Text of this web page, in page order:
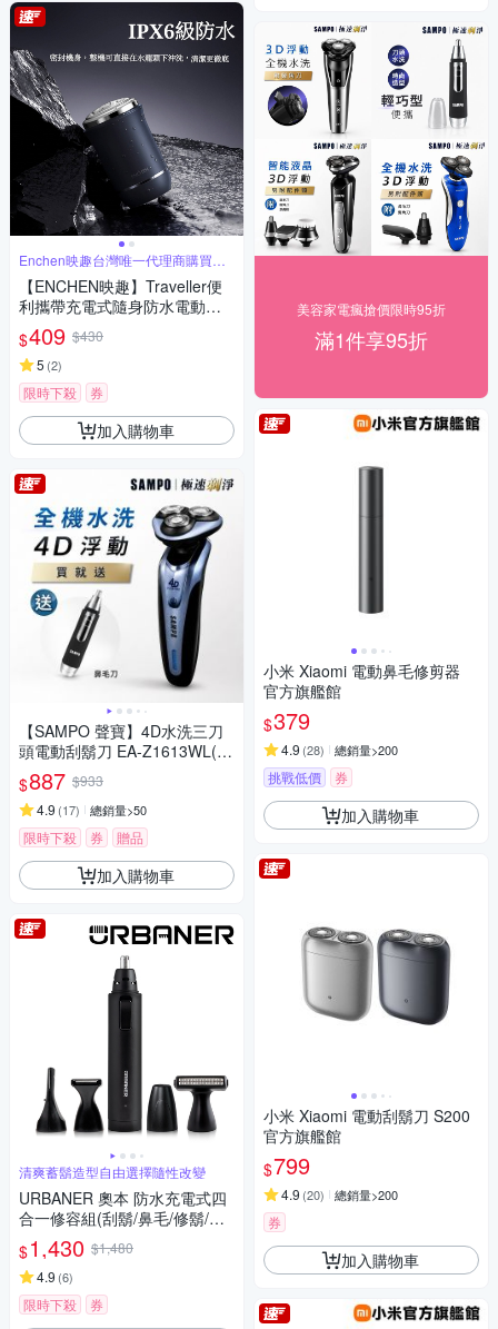
Enchen映趣台灣唯一代理商購買有
【ENCHEN映趣】Traveller便
利攜帶充電式隨身防水電動刮
鬍刀
$409 $430
5 (2)
限時下殺 券
加入購物車
【SAMPO 聲寶】4D水洗三刀
頭電動刮鬍刀 EA-Z1613WL(電
鬍刀/修容刀)
$887 $933
4.9 (17) 總銷量>50
限時下殺 券 贈品
加入購物車
清爽蓄鬍造型自由選擇隨性改變
URBANER 奧本 防水充電式四
合一修容組(刮鬍/鼻毛/修鬍/修
容刀) MB-990 (電動刮鬍刀/電
動鼻毛刀/電動鼻毛剪/鼻毛/鼻毛
修剪器/電動鼻毛修剪器/修鬍
刀)
$1,430 $1,480
4.9 (6)
限時下殺 券
美容家電瘋搶價限時95折
滿1件享95折
小米 Xiaomi 電動鼻毛修剪器
官方旗艦館
$379
4.9 (28) 總銷量>200
挑戰低價 券
加入購物車
小米 Xiaomi 電動刮鬍刀 S200
官方旗艦館
$799
4.9 (20) 總銷量>200
券
加入購物車